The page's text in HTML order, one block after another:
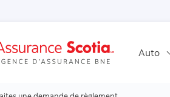
Auto